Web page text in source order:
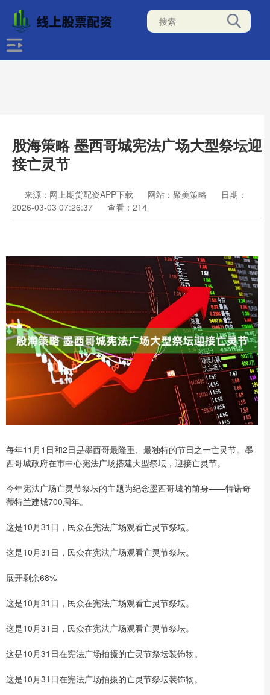
股海策略 墨西哥城宪法广场大型祭坛迎
接亡灵节
来源：网上期货配资APP下载 网站：聚美策略
日期：
2026-03-03 07:26:37
查看：214
每年11月1日和2日是墨西哥最隆重、最独特的节日之一亡灵节。墨
西哥城政府在市中心宪法广场搭建大型祭坛，迎接亡灵节。
今年宪法广场亡灵节祭坛的主题为纪念墨西哥城的前身——特诺奇
蒂特兰建城700周年。
这是10月31日，民众在宪法广场观看亡灵节祭坛。
这是10月31日，民众在宪法广场观看亡灵节祭坛。
展开剩余68%
这是10月31日，民众在宪法广场观看亡灵节祭坛。
这是10月31日，民众在宪法广场观看亡灵节祭坛。
这是10月31日在宪法广场拍摄的亡灵节祭坛装饰物。
这是10月31日在宪法广场拍摄的亡灵节祭坛装饰物。